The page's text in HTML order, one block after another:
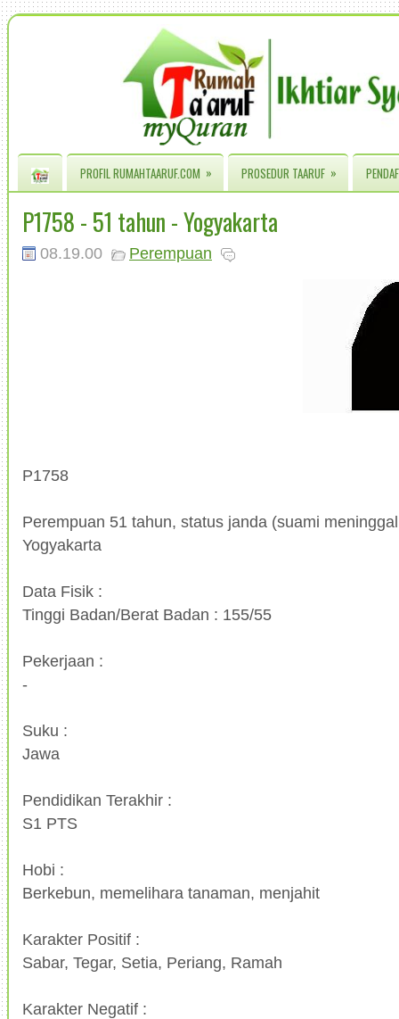
PROFIL RUMAHTAARUF.COM » PROSEDUR TAARUF »
P1758 - 51 tahun - Yogyakarta
08.19.00 Perempuan
P1758
Perempuan 51 tahun, status janda (suami
Yogyakarta
Data Fisik :
Tinggi Badan/Berat Badan : 155/55
Pekerjaan :
-
Suku :
Jawa
Pendidikan Terakhir :
S1 PTS
Hobi :
Berkebun, memelihara tanaman, menjahit
Karakter Positif :
Sabar, Tegar, Setia, Periang, Ramah
Karakter Negatif :